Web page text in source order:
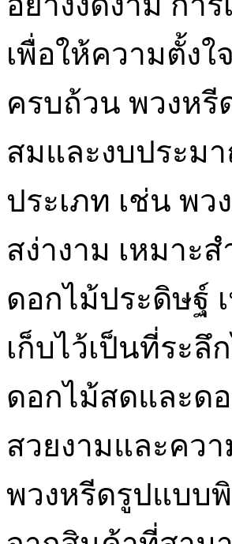
เพื่อให้ความตั้ง
ครบถ้วน พวงหรี
สมและงบประม
ประเภท เช่น พ
สง่างาม เหมาะ
ดอกไม้ประดิษฐ์
เก็บไว้เป็นที่ระ
ดอกไม้สดและด
สวยงามและคว
พวงหรีดรูปแบบ